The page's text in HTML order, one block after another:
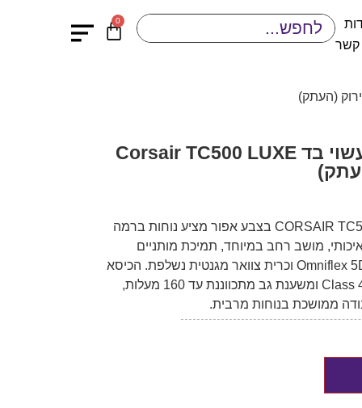
קשר
0
כיסא גיימינג קורסייר עשוי בד Corsair TC500 LUXE
כיסא הגיימינג CORSAIR TC500 LUXE Shadow בצבע אפור מציע נוחות ברמה
מושב רחב במיוחד, תמיכת מותניים
מתכווננת ב-4 כיוונים, משענות יד Omniflex 5D וכרית צוואר מגנטית נשלפת. הכיסא
כולל שלדת פלדה חזקה, בוכנת גז Class 4 ומשענת גב מתכווננת עד 160 מעלות,
ממושכת בנוחות מרבית.